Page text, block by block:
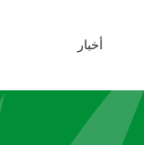
أخبار